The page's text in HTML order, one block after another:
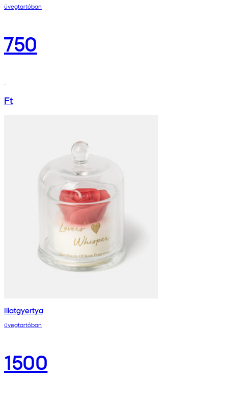
üvegtartóban
750
Ft
Illatgyertya
üvegtartóban
1500